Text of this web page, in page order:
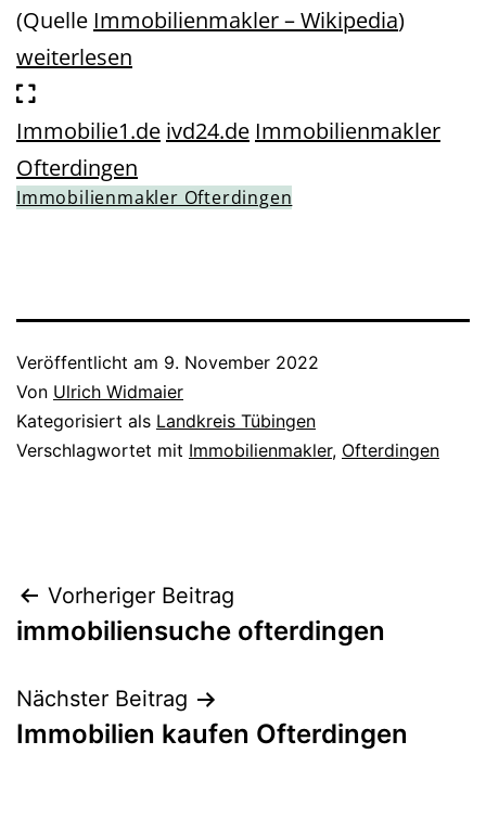
(Quelle Immobilienmakler – Wikipedia)
weiterlesen
Immobilie1.de ivd24.de Immobilienmakler
Ofterdingen
Immobilienmakler Ofterdingen
Veröffentlicht am 9. November 2022
Von Ulrich Widmaier
Kategorisiert als Landkreis Tübingen
Verschlagwortet mit Immobilienmakler, Ofterdingen
Beitragsnavigation
Vorheriger Beitrag
immobiliensuche ofterdingen
Nächster Beitrag
Immobilien kaufen Ofterdingen